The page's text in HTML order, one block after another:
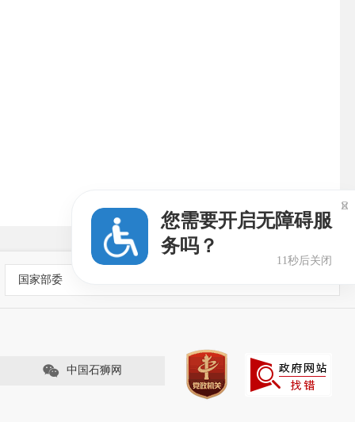
国家部委
中国石狮网
您需要开启无障碍服
务吗？
10秒后关闭
